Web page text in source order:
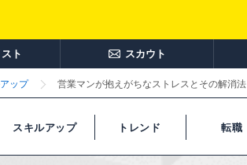
ト スカウト
ップ 営業マンが抱えがちなストレスとその解消法
スキルアップ トレンド 転職